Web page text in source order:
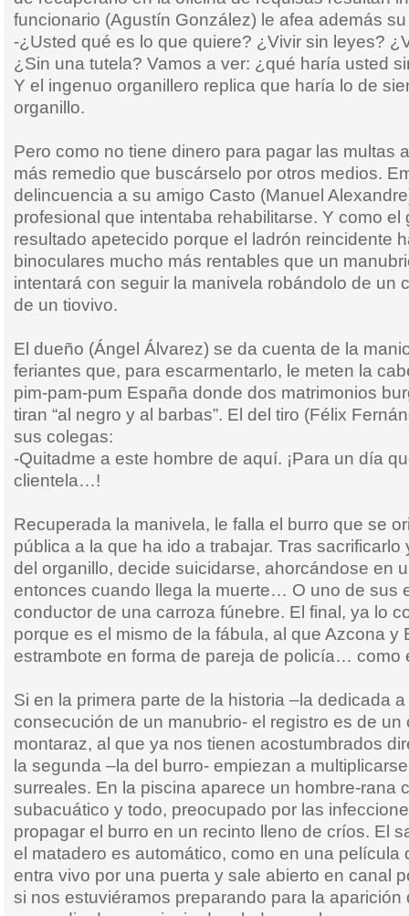
funcionario (Agustín González) le afea además
-¿Usted qué es lo que quiere? ¿Vivir sin leyes?
¿Sin una tutela? Vamos a ver: ¿qué haría usted
Y el ingenuo organillero replica que haría lo de
organillo.
Pero como no tiene dinero para pagar las multas
más remedio que buscárselo por otros medios.
delincuencia a su amigo Casto (Manuel
profesional que intentaba rehabilitarse. Y como el
resultado apetecido porque el ladrón reincidente
binoculares mucho más rentables que un
intentará con seguir la manivela robándolo de un
de un tiovivo.
El dueño (Ángel Álvarez) se da cuenta de la
feriantes que, para escarmentarlo, le meten la
pim-pam-pum España donde dos matrimonios
tiran “al negro y al barbas”. El del tiro (Félix
sus colegas:
-Quitadme a este hombre de aquí. ¡Para un día
clientela…!
Recuperada la manivela, le falla el burro que se
pública a la que ha ido a trabajar. Tras
del organillo, decide suicidarse, ahorcándose en
entonces cuando llega la muerte… O uno de sus
conductor de una carroza fúnebre. El final, ya lo
porque es el mismo de la fábula, al que Azcona y
estrambote en forma de pareja de policía… como
Si en la primera parte de la historia –la dedicada
consecución de un manubrio- el registro es de un
montaraz, al que ya nos tienen acostumbrados
la segunda –la del burro- empiezan a
surreales. En la piscina aparece un hombre-rana
subacuático y todo, preocupado por las
propagar el burro en un recinto lleno de críos. El
el matadero es automático, como en una película
entra vivo por una puerta y sale abierto en canal
si nos estuviéramos preparando para la aparición